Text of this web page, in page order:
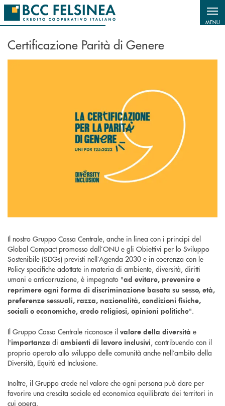
Salta al contenuto principale
MENU
Certificazione Parità di Genere
Il nostro Gruppo Cassa Centrale, anche in linea con i principi del
Global Compact promosso dall’ONU e gli Obiettivi per lo Sviluppo
Sostenibile (SDGs) previsti nell’Agenda 2030 e in coerenza con le
Policy specifiche adottate in materia di ambiente, diversità, diritti
umani e anticorruzione, è impegnato "ad evitare, prevenire e
reprimere ogni forma di discriminazione basata su sesso, età,
preferenze sessuali, razza, nazionalità, condizioni fisiche,
sociali o economiche, credo religiosi, opinioni politiche".
Il Gruppo Cassa Centrale riconosce il valore della diversità e
l'importanza di ambienti di lavoro inclusivi, contribuendo con il
proprio operato allo sviluppo delle comunità anche nell’ambito della
Diversità, Equità ed Inclusione.
Inoltre, il Gruppo crede nel valore che ogni persona può dare per
favorire una crescita sociale ed economica equilibrata dei territori in
cui opera.